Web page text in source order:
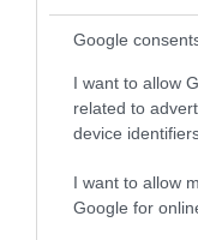
Google
I want to allow
related to
device
I want to allow
Google for